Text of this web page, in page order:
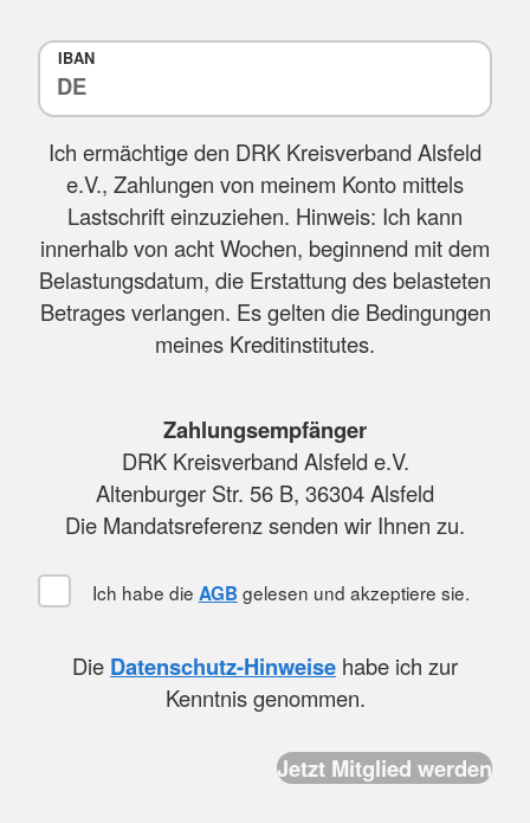
IBAN
Ich ermächtige den DRK Kreisverband Alsfeld
e.V., Zahlungen von meinem Konto mittels
Lastschrift einzuziehen. Hinweis: Ich kann
innerhalb von acht Wochen, beginnend mit dem
Belastungsdatum, die Erstattung des belasteten
Betrages verlangen. Es gelten die Bedingungen
meines Kreditinstitutes.
Zahlungsempfänger
DRK Kreisverband Alsfeld e.V.
Altenburger Str. 56 B, 36304 Alsfeld
Die Mandatsreferenz senden wir Ihnen zu.
Ich habe die AGB gelesen und akzeptiere sie.
Die Datenschutz-Hinweise habe ich zur
Kenntnis genommen.